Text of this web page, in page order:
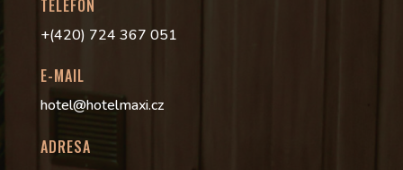
TELEFON
+(420) 724 367 051
E-MAIL
hotel@hotelmaxi.cz
ADRESA